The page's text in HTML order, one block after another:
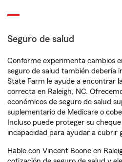
Seguro de salud
Conforme experimenta cambios
seguro de salud también debería
State Farm le ayude a encontrar
correcta en Raleigh, NC.
económicos de seguro de salud
suplementario de Medicare o
Incluso puede proteger su
incapacidad para ayudar a cubrir
Hable con Vincent Boone en